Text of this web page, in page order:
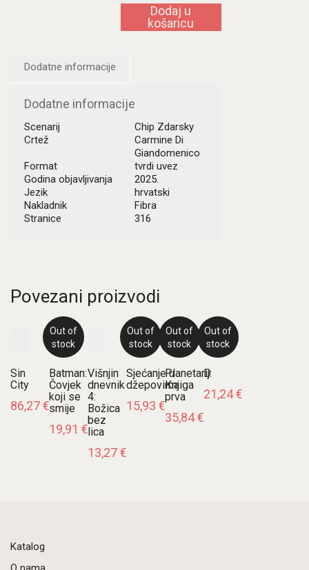
količina
Dodaj u
košaricu
Dodatne informacije
Dodatne informacije
Scenarij
Chip Zdarsky
Crtež
Carmine Di
Giandomenico
Format
tvrdi uvez
Godina objavljivanja
2025.
Jezik
hrvatski
Nakladnik
Fibra
Stranice
316
Povezani proizvodi
Sin
City
86,27€
Out of
stock
Batman:
Čovjek
koji se
smije
19,91 €
Višnjin
dnevnik
4:
Božica
bez
lica
13,27€
Out of
stock
Sjećanje u
džepovima
15,93 €
Out of
stock
Planetarij:
Knjiga
prva
35,84€
Out of
stock
D
21,24€
Katalog